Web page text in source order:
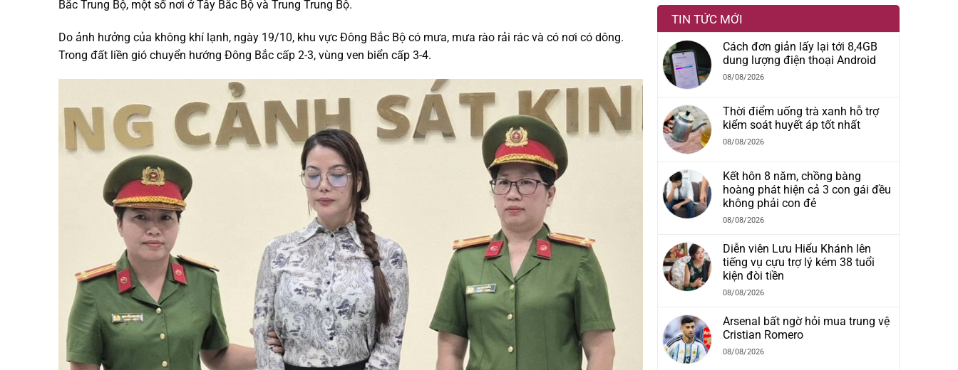
Bắc Trung Bộ, một số nơi ở Tây Bắc Bộ và Trung Trung Bộ.
Do ảnh hưởng của không khí lạnh, ngày 19/10, khu vực Đông Bắc Bộ có mưa, mưa rào rải rác và có nơi có dông.
Trong đất liền gió chuyển hướng Đông Bắc cấp 2-3, vùng ven biển cấp 3-4.
TIN TỨC MỚI
Cách đơn giản lấy lại tới 8,4GB
dung lượng điện thoại Android
08/08/2026
Thời điểm uống trà xanh hỗ trợ
kiểm soát huyết áp tốt nhất
08/08/2026
Kết hôn 8 năm, chồng bàng
hoàng phát hiện cả 3 con gái đều
không phải con đẻ
08/08/2026
Diễn viên Lưu Hiểu Khánh lên
tiếng vụ cựu trợ lý kém 38 tuổi
kiện đòi tiền
08/08/2026
Arsenal bất ngờ hỏi mua trung vệ
Cristian Romero
08/08/2026